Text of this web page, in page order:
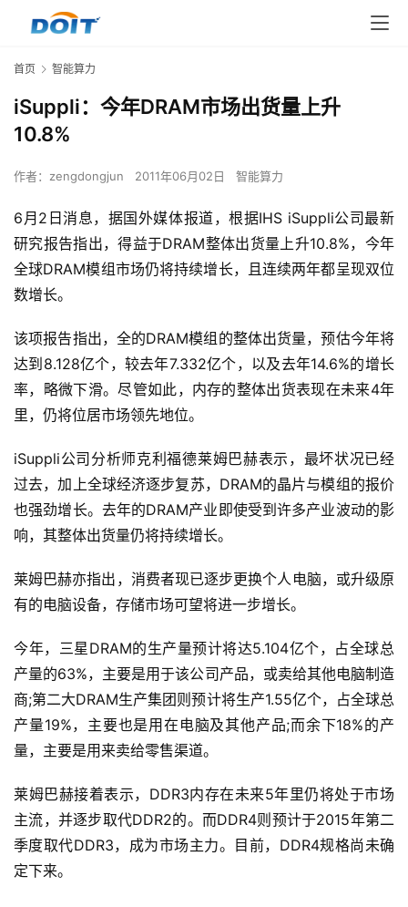
首页 智能算力
iSuppli：今年DRAM市场出货量上升
10.8%
作者： zengdongjun 2011年06月02日 智能算力
6月2日消息，据国外媒体报道，根据IHS iSuppli公司最新
研究报告指出，得益于DRAM整体出货量上升10.8%，今年
全球DRAM模组市场仍将持续增长，且连续两年都呈现双位
数增长。
该项报告指出，全的DRAM模组的整体出货量，预估今年将
达到8.128亿个，较去年7.332亿个，以及去年14.6%的增长
率，略微下滑。尽管如此，内存的整体出货表现在未来4年
里，仍将位居市场领先地位。
iSuppli公司分析师克利福德莱姆巴赫表示，最坏状况已经
过去，加上全球经济逐步复苏，DRAM的晶片与模组的报价
也强劲增长。去年的DRAM产业即使受到许多产业波动的影
响，其整体出货量仍将持续增长。
莱姆巴赫亦指出，消费者现已逐步更换个人电脑，或升级原
有的电脑设备，存储市场可望将进一步增长。
今年，三星DRAM的生产量预计将达5.104亿个，占全球总
产量的63%，主要是用于该公司产品，或卖给其他电脑制造
商;第二大DRAM生产集团则预计将生产1.55亿个，占全球总
产量19%，主要也是用在电脑及其他产品;而余下18%的产
量，主要是用来卖给零售渠道。
莱姆巴赫接着表示，DDR3内存在未来5年里仍将处于市场
主流，并逐步取代DDR2的。而DDR4则预计于2015年第二
季度取代DDR3，成为市场主力。目前，DDR4规格尚未确
定下来。